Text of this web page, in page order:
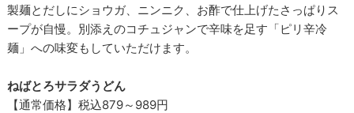
製麺とだしにショウガ、ニンニク、お酢で仕上げたさっぱりス
ープが自慢。別添えのコチュジャンで辛味を足す「ピリ辛冷
麺」への味変もしていただけます。
ねばとろサラダうどん
【通常価格】税込879～989円